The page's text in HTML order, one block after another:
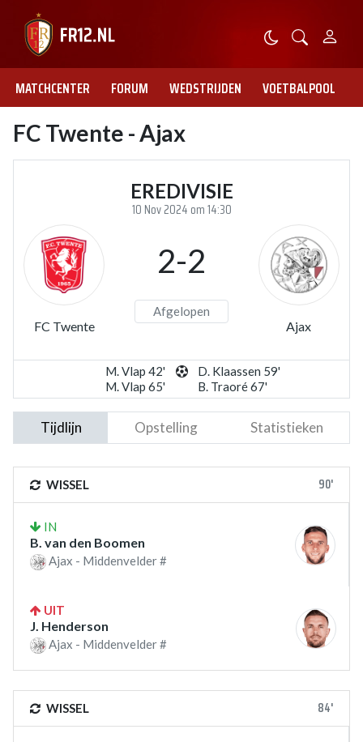
MATCHCENTER FORUM WEDSTRIJDEN VOETBALPOOL
FC Twente - Ajax
EREDIVISIE
10 Nov 2024 om 14:30
FC Twente
2-2
Afgelopen
Ajax
M. Vlap 42'
M. Vlap 65'
D. Klaassen 59'
B. Traoré 67'
Tijdlijn Opstelling Statistieken
WISSEL 90'
IN
B. van den Boomen
Ajax - Middenvelder #
UIT
J. Henderson
Ajax - Middenvelder #
WISSEL 84'